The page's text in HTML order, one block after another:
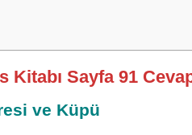
Kitabı Sayfa 91
ve Küpü